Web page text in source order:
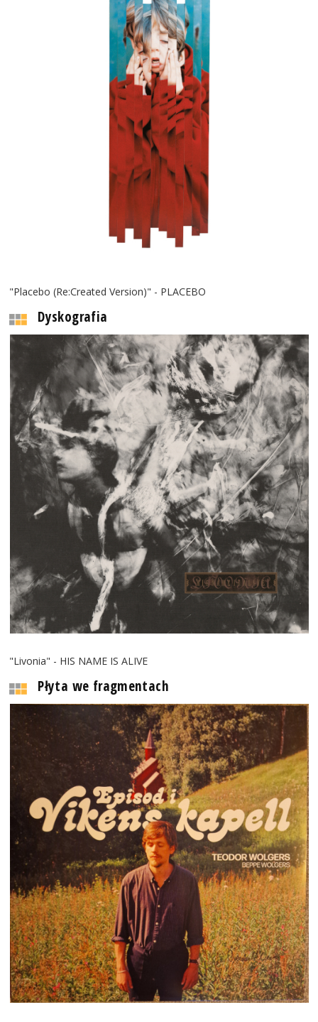
"Placebo (Re:Created Version)" - PLACEBO
Dyskografia
"Livonia" - HIS NAME IS ALIVE
Płyta we fragmentach